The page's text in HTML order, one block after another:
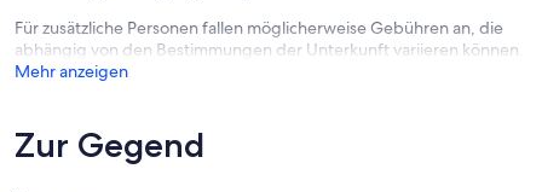
Für zusätzliche Personen fallen möglicherweise Gebühren an, die
abhängig von den Bestimmungen der Unterkunft variieren können.
Mehr anzeigen
Zur Gegend